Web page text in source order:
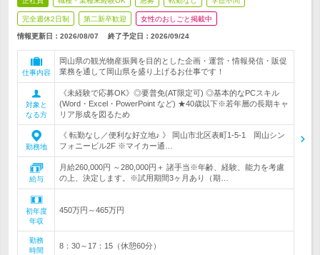
完全週休2日制 第二新卒歓迎 女性のおしごと掲載中
情報更新日：2026/08/07 終了予定日： 2026/09/24
仕事内容
岡山県の観光物産振興を目的とした企画・運営・情報発信・販促
業務を通して岡山県を盛り上げるお仕事です！
対象と
なる方
《未経験で応募OK》◎要普免(AT限定可) ◎基本的なPCスキル
(Word・Excel・PowerPoint など) ★40歳以下※若年層の長期キャ
リア形成を図るため
勤務地
《 転勤なし／便利な好立地♪ 》 岡山市北区表町1-5-1 岡山シン
フォニービル2F ※マイカー通…
給与
月給260,000円 ～280,000円＋ 諸手当※年齢、経験、能力を考慮
の上、決定します。※試用期間3ヶ月あり（期…
初年度
年収
450万円～465万円
勤務
時間
8：30～17：15（休憩60分）